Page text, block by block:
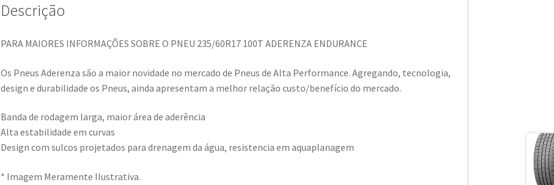
Descrição
PARA MAIORES INFORMAÇÕES SOBRE O PNEU 235/60R17 100T ADERENZA ENDURANCE
Os Pneus Aderenza são a maior novidade no mercado de Pneus de Alta Performance. Agregando, tecnologia,
design e durabilidade os Pneus, ainda apresentam a melhor relação custo/benefício do mercado.
Banda de rodagem larga, maior área de aderência
Alta estabilidade em curvas
Design com sulcos projetados para drenagem da água, resistencia em aquaplanagem
* Imagem Meramente Ilustrativa.